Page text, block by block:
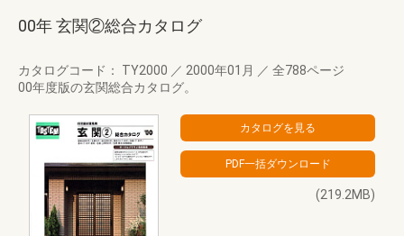
00年 玄関②総合カタログ
カタログコード： TY2000 ／ 2000年01月 ／ 全788ページ
00年度版の玄関総合カタログ。
(219.2MB)